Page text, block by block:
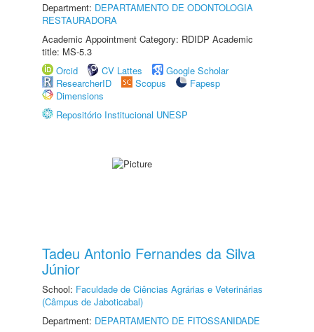
Department: DEPARTAMENTO DE ODONTOLOGIA
RESTAURADORA
Academic Appointment Category: RDIDP Academic
title: MS-5.3
Orcid
CV Lattes
Google Scholar
ResearcherID
Scopus
Fapesp
Dimensions
Repositório Institucional UNESP
Tadeu Antonio Fernandes da Silva
Júnior
School: Faculdade de Ciências Agrárias e Veterinárias
(Câmpus de Jaboticabal)
Department: DEPARTAMENTO DE FITOSSANIDADE